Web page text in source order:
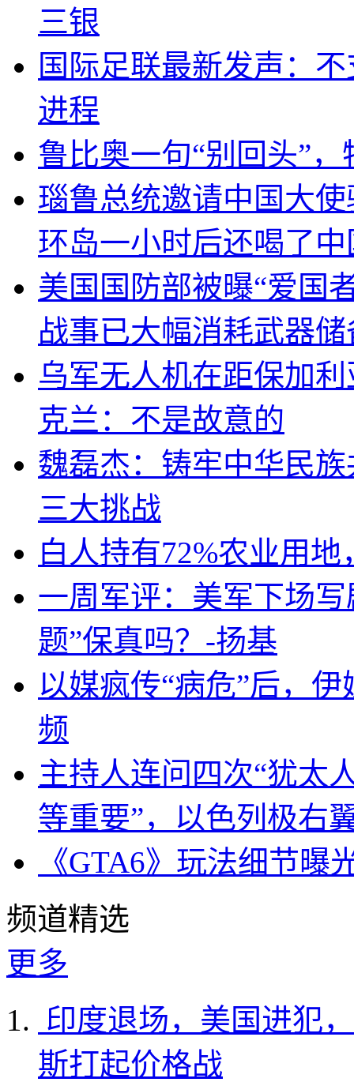
三银
国际足联最新发声：
进程
鲁比奥一句“别回头”
瑙鲁总统邀请中国大
环岛一小时后还喝了
美国国防部被曝“爱国
战事已大幅消耗武器储
乌军无人机在距保加
克兰：不是故意的
魏磊杰：铸牢中华民
三大挑战
白人持有72%农业用
一周军评：美军下场
题”保真吗？-扬基
以媒疯传“病危”后，
频
主持人连问四次“犹太
等重要”，以色列极右
《GTA6》玩法细节
频道精选
更多
印度退场，美国进犯
斯打起价格战